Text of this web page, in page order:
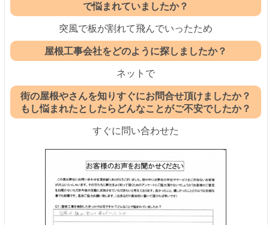
で悩まれていましたか？
突風で板が割れて飛んでいったため
屋根工事会社をどのように探しましたか？
ネットで
街の屋根やさんを知りすぐにお問合せ頂けましたか？
もし悩まれたとしたらどんなことがご不安でしたか？
すぐに問い合わせた